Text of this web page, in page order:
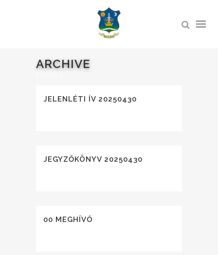
ARCHIVE
JELENLÉTI ÍV 20250430
JEGYZŐKÖNYV 20250430
00 MEGHÍVÓ